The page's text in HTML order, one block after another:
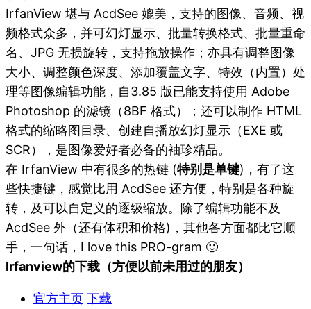
IrfanView 堪与 AcdSee 媲美，支持的图像、音频、视
频格式众多，并可幻灯显示、批量转换格式、批量重命
名、JPG 无损旋转，支持拖放操作；亦具有调整图像
大小、调整颜色深度、添加覆盖文字、特效（内置）处
理等图像编辑功能，自3.85 版已能支持使用 Adobe
Photoshop 的滤镜（8BF 格式）；还可以制作 HTML
格式的缩略图目录、创建自播放幻灯显示（EXE 或
SCR），是图像爱好者必备的袖珍精品。
在 IrfanView 中有很多的热键 (特别是单键)，有了这
些快捷键，感觉比用 AcdSee 还方便，特别是各种旋
转，及可以自定义的逐级缩放。除了编辑功能不及
AcdSee 外（还有体积和价格)，其他各方面都比它顺
手，一句话，I love this PRO-gram 🙂
Irfanview的下载（方便以前未用过的朋友）
官方主页 下载